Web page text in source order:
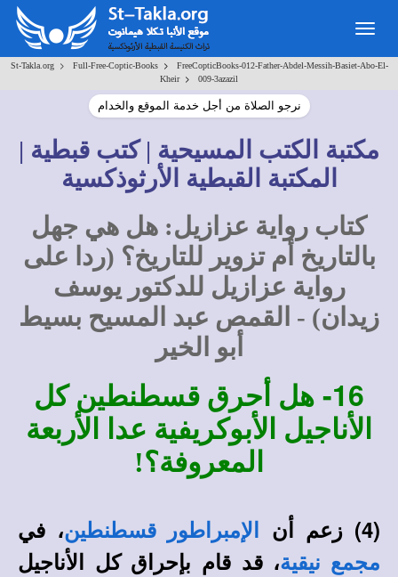
St-Takla.org> Full-Free-Coptic-Books>
FreeCopticBooks-012-Father-Abdel-Messih-Basiet-Abo-El-
Kheir> 009-3azazil
نرجو الصلاة من أجل خدمة الموقع والخدام
مكتبة الكتب المسيحية | كتب قبطية |
المكتبة القبطية الأرثوذكسية
كتاب رواية عزازيل: هل هي جهل
بالتاريخ أم تزوير للتاريخ؟ (ردا على
رواية عزازيل للدكتور يوسف
زيدان) - القمص عبد المسيح بسيط
أبو الخير
16-
هل أحرق قسطنطين كل
الأناجيل الأبوكريفية عدا الأربعة
المعروفة؟!
(4) زعم أن الإمبراطور قسطنطين، في
مجمع نيقية، قد قام بإحراق كل الأناجيل